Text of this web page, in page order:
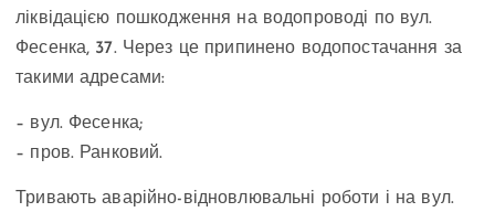
ліквідацією пошкодження на водопроводі по вул.
Фесенка, 37. Через це припинено водопостачання за
такими адресами:
– вул. Фесенка;
– пров. Ранковий.
Тривають аварійно-відновлювальні роботи і на вул.